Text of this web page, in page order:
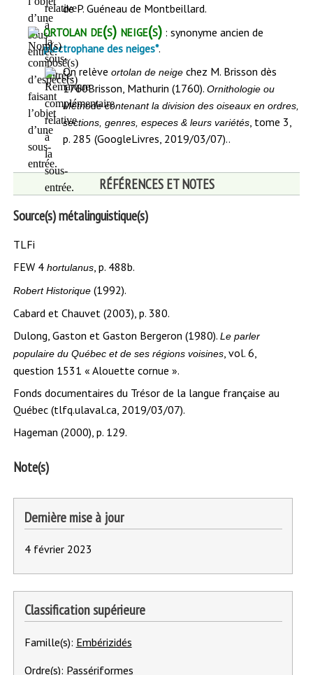
de P. Guéneau de Montbeillard.
ortolan de(s) neige(s) : synonyme ancien de
plectrophane des neiges*.
On relève ortolan de neigechez M. Brisson dès
1760Brisson, Mathurin (1760). Ornithologie ou
Méthode contenant la division des oiseaux en ordres,
sections, genres, especes & leurs variétés, tome 3,
p. 285 (GoogleLivres, 2019/03/07)..
RÉFÉRENCES ET NOTES
Source(s) métalinguistique(s)
TLFi
FEW 4hortulanus , p. 488b.
Robert Historique (1992).
Cabard et Chauvet (2003), p. 380.
Dulong, Gaston et Gaston Bergeron (1980).Le parler
populaire du Québec et de ses régions voisines , vol. 6,
question 1531 « Alouette cornue ».
Fonds documentaires du Trésor de la langue française au
Québec (tlfq.ulaval.ca, 2019/03/07).
Hageman (2000), p. 129.
Note(s)
Dernière mise à jour
4 février 2023
Classification supérieure
Famille(s): Embérizidés
Ordre(s): Passériformes